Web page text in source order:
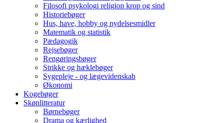
Filosofi psykologi religion krop og sind
Historiebøger
Hus, have, hobby og nydelsesmidler
Matematik og statistik
Pædagogik
Rejsebøger
Rengøringsbøger
Strikke og hæklebøger
Sygepleje - og lægevidenskab
Økonomi
Kogebøger
Skønlitteratur
Børnebøger
Drama og kærlighed